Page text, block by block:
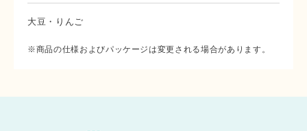
大豆・りんご
※商品の仕様およびパッケージは変更される場合があります。